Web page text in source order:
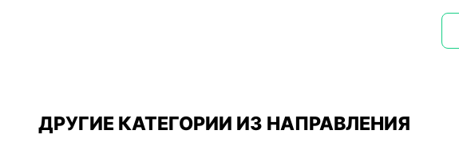
ДРУГИЕ КАТЕГОРИИ ИЗ НАПРАВЛЕНИЯ